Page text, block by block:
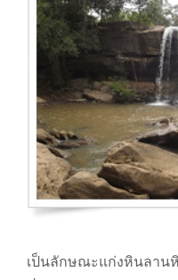
เป็นลักษณะแก่งหินลาน